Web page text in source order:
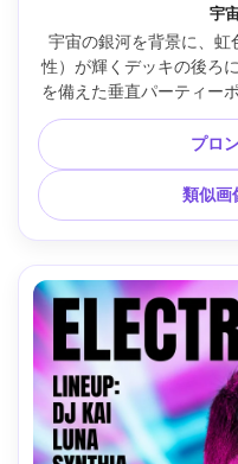
宇
宇宙の銀河を背景に、虹
性）が輝くデッキの後ろ
を備えた垂直パーティー
ントラストのためにコー
された水彩画の花柄、QR
とライトトレイル、ネオ
ー照明、Sony A1、
的なムード、リアルな照
なレイアウ
プロ
類似画